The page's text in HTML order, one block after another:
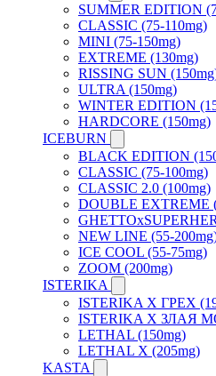
SUMMER EDITION
CLASSIC (75-110mg)
MINI (75-150mg)
EXTREME (130mg)
RISSING SUN
ULTRA (150mg)
WINTER EDITION
HARDCORE (150mg)
ICEBURN
BLACK EDITION
CLASSIC (75-100mg)
CLASSIC 2.0 (100mg)
DOUBLE EXTREME
NEW LINE (55-
ICE COOL (55-75mg)
ZOOM (200mg)
ISTERIKA
ISTERIKA X ГРЕХ
ISTERIKA X ЗЛАЯ
LETHAL (150mg)
LETHAL X (205mg)
KASTA